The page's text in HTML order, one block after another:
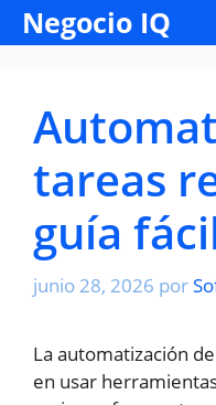
Saltar
al Negocio IQ
tareas
guía
junio 28, 2026 por
La automatización
en usar